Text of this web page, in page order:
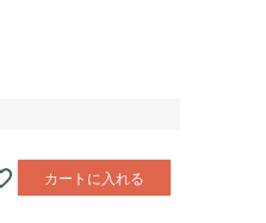
カートに入れる